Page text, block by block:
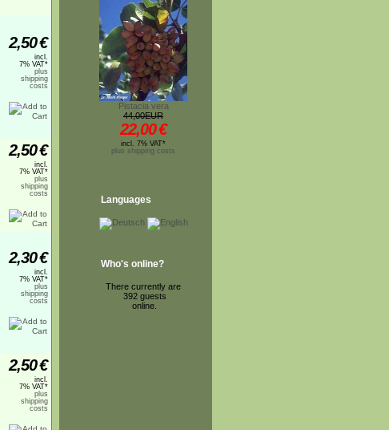
2,50€
incl.
7% VAT*
plus
shipping
costs
2,50€
incl.
7% VAT*
plus
shipping
costs
2,30€
incl.
7% VAT*
plus
shipping
costs
2,50€
incl.
7% VAT*
plus
shipping
costs
Pistacia vera
44,00EUR
22,00€
incl. 7% VAT*
plus shipping costs
Languages
Who's online?
There currently are
392 guests
online.